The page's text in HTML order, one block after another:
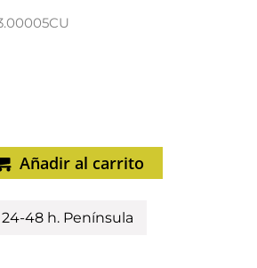
Añadir al carrito
48 h. Península